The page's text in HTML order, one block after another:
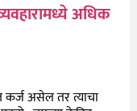
अधिक
कर्ज असेल तर त्याचा